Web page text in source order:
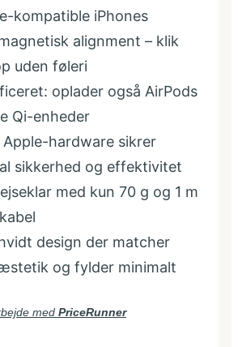
kompatible iPhones
alignment – klik
uden føleri
oplader også AirPods
Qi-enheder
Apple-hardware sikrer
sikkerhed og effektivitet
med kun 70 g og 1 m
design der matcher
og fylder minimalt
med PriceRunner